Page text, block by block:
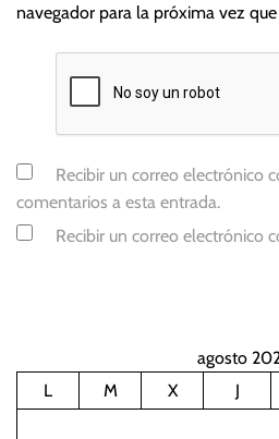
navegador para la próxima vez
Recibir un correo electrónico
comentarios a esta entrada.
Recibir un correo electrónico
agosto
L
M X J